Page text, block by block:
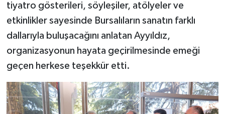
tiyatro gösterileri, söyleşiler, atölyeler ve
etkinlikler sayesinde Bursalıların sanatın farklı
dallarıyla buluşacağını anlatan Ayyıldız,
organizasyonun hayata geçirilmesinde emeği
geçen herkese teşekkür etti.